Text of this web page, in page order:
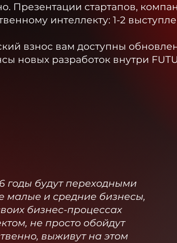
Презентации стартапов,
интеллекту: 1-2
взнос вам доступны
новых разработок внутри
годы будут переходными
малые и средние бизнесы,
бизнес-процессах
не просто обойдут
выживут на этом